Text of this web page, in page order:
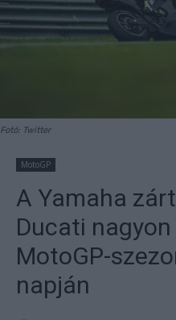
Fotó: Twitter
MotoGP
A Yamaha
Ducati
MotoGP-
napján